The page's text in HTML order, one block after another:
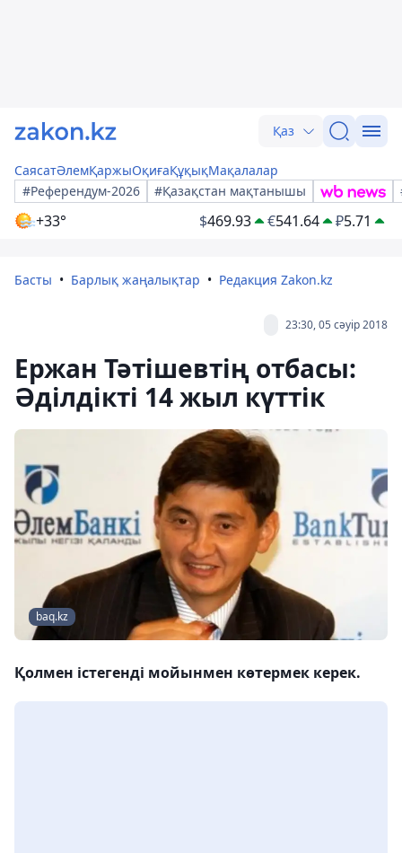
Қаз
СаясатӘлемҚаржыОқиғаҚұқықМақалалар
#Референдум-2026
#Қазақстан мақтанышы
+33° $469.93 €541.64 ₽5.71
Басты Барлық жаңалықтар Редакция Zakon.kz
23:30, 05 сәуір 2018
Ержан Тәтішевтің отбасы:
Әділдікті 14 жыл күттік
baq.kz
Қолмен істегенді мойынмен көтермек керек.